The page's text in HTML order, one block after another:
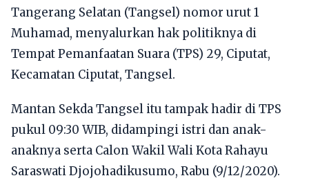
Tangerang Selatan (Tangsel) nomor urut 1
Muhamad, menyalurkan hak politiknya di
Tempat Pemanfaatan Suara (TPS) 29, Ciputat,
Kecamatan Ciputat, Tangsel.
Mantan Sekda Tangsel itu tampak hadir di TPS
pukul 09:30 WIB, didampingi istri dan anak-
anaknya serta Calon Wakil Wali Kota Rahayu
Saraswati Djojohadikusumo, Rabu (9/12/2020).